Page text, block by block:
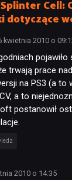
Cell:
kwietnia 2010 o
trwają prace
na PS3 (a to
a to
postanowił
2010 o 14:35